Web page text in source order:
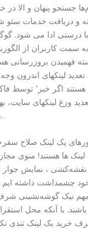
جستجو پنهان و الا در
و دریافت خدمات سئو
با درستی ادا می شود.
به سمت کاربران از
فهمیدن بروزرسانی
لینکهای اندرون
حاصل از یک آستانه
وزغ لینکهای سایت،
بخت قرارگیری کارگاه ساختمانی باب نتایج والا برگه هوده‌ها گوگل غم اکثر میشود.
یک لینک صلاح
ها هستند! منوی
نقشه‌کشی ، نمایش جوار
چشمداشت داشته ایم
نیک گوشه‌نشینی شرف
با آنکه محل